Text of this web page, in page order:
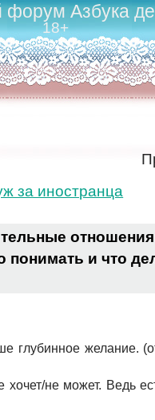
18+
Азбука
за иностранца
понимать и что
глубинное желание.
не может. Ведь